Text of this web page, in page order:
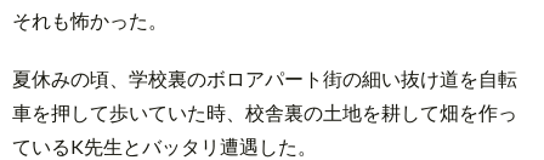
それも怖かった。
夏休みの頃、学校裏のボロアパート街の細い抜け道を自転
車を押して歩いていた時、校舎裏の土地を耕して畑を作っ
ているK先生とバッタリ遭遇した。